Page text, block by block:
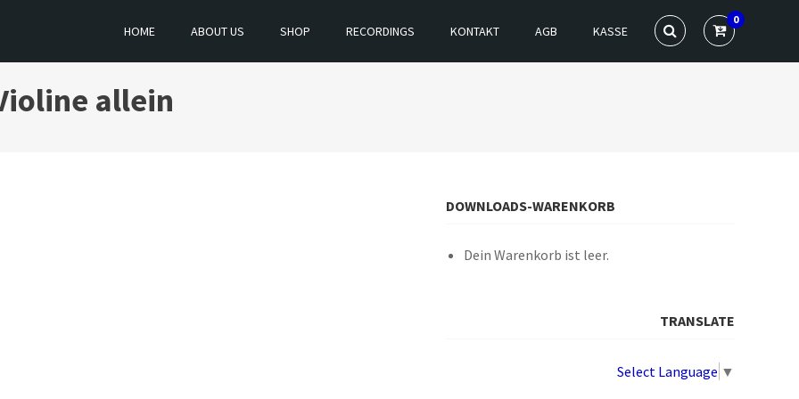
HOME ABOUT US SHOP RECORDINGS KONTAKT AGB KASSE
0
allein
DOWNLOADS-WARENKORB
Dein Warenkorb ist leer.
TRANSLATE
Select Language ▼